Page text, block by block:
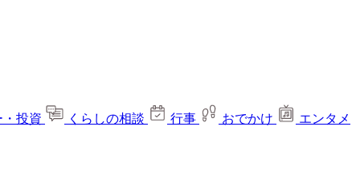
・投資 くらしの相談 行事 おでかけ
エンタメ